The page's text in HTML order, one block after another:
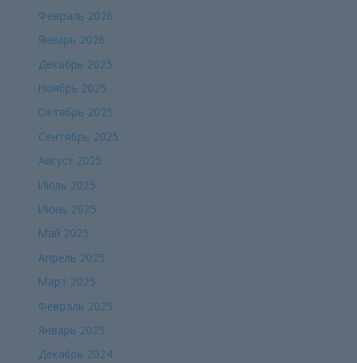
Февраль 2026
Январь 2026
Декабрь 2025
Ноябрь 2025
Октябрь 2025
Сентябрь 2025
Август 2025
Июль 2025
Июнь 2025
Май 2025
Апрель 2025
Март 2025
Февраль 2025
Январь 2025
Декабрь 2024